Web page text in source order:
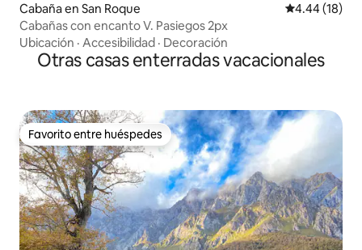
Cabaña en San Roque Calificación
4.44 (18)
Cabañas con encanto V. Pasiegos 2px
Ubicación · Accesibilidad · Decoración
Otras casas enterradas vacacionales
Favorito entre huéspedes
Favorito entre huéspedes